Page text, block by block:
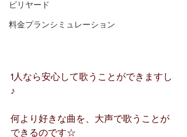
ビリヤード
料金プランシミュレーション
1人なら安心して歌うことができますし
♪
何より好きな曲を、大声で歌うことが
できるのです☆